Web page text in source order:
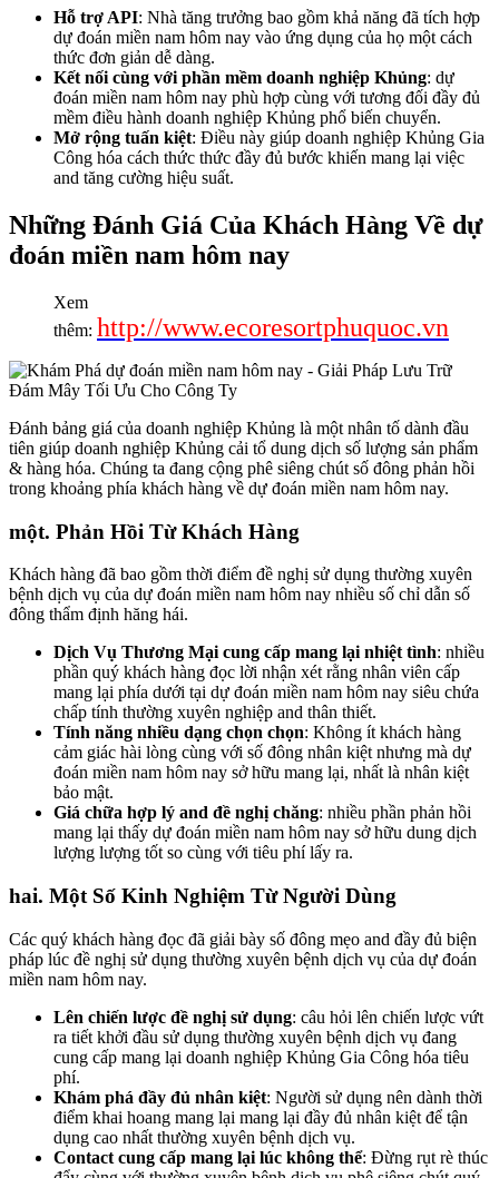
Hỗ trợ API: Nhà tăng trưởng bao gồm khả năng đã tích hợp
dự đoán miền nam hôm nay vào ứng dụng của họ một cách
thức đơn giản dễ dàng.
Kết nối cùng với phần mềm doanh nghiệp Khủng: dự
đoán miền nam hôm nay phù hợp cùng với tương đối đầy đủ
mềm điều hành doanh nghiệp Khủng phổ biến chuyển.
Mở rộng tuấn kiệt: Điều này giúp doanh nghiệp Khủng Gia
Công hóa cách thức thức đầy đủ bước khiến mang lại việc
and tăng cường hiệu suất.
Những Đánh Giá Của Khách Hàng Về dự
đoán miền nam hôm nay
Xem
thêm: http://www.ecoresortphuquoc.vn
Đánh bảng giá của doanh nghiệp Khủng là một nhân tố dành đầu
tiên giúp doanh nghiệp Khủng cải tổ dung dịch số lượng sản phẩm
& hàng hóa. Chúng ta đang cộng phê siêng chút số đông phản hồi
trong khoảng phía khách hàng về dự đoán miền nam hôm nay.
một. Phản Hồi Từ Khách Hàng
Khách hàng đã bao gồm thời điểm đề nghị sử dụng thường xuyên
bệnh dịch vụ của dự đoán miền nam hôm nay nhiều số chỉ dẫn số
đông thẩm định hăng hái.
Dịch Vụ Thương Mại cung cấp mang lại nhiệt tình: nhiều
phần quý khách hàng đọc lời nhận xét rằng nhân viên cấp
mang lại phía dưới tại dự đoán miền nam hôm nay siêu chứa
chấp tính thường xuyên nghiệp and thân thiết.
Tính năng nhiều dạng chọn chọn: Không ít khách hàng
cảm giác hài lòng cùng với số đông nhân kiệt nhưng mà dự
đoán miền nam hôm nay sở hữu mang lại, nhất là nhân kiệt
bảo mật.
Giá chữa hợp lý and đề nghị chăng: nhiều phần phản hồi
mang lại thấy dự đoán miền nam hôm nay sở hữu dung dịch
lượng lượng tốt so cùng với tiêu phí lấy ra.
hai. Một Số Kinh Nghiệm Từ Người Dùng
Các quý khách hàng đọc đã giải bày số đông mẹo and đầy đủ biện
pháp lúc đề nghị sử dụng thường xuyên bệnh dịch vụ của dự đoán
miền nam hôm nay.
Lên chiến lược đề nghị sử dụng: câu hỏi lên chiến lược vứt
ra tiết khởi đầu sử dụng thường xuyên bệnh dịch vụ đang
cung cấp mang lại doanh nghiệp Khủng Gia Công hóa tiêu
phí.
Khám phá đầy đủ nhân kiệt: Người sử dụng nên dành thời
điểm khai hoang mang lại mang lại đầy đủ nhân kiệt để tận
dụng cao nhất thường xuyên bệnh dịch vụ.
Contact cung cấp mang lại lúc không thể: Đừng rụt rè thúc